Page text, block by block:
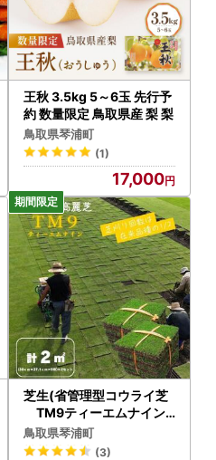
王秋 3.5kg 5～6玉 先行予
約 数量限定 鳥取県産 梨 梨
鳥取県琴浦町
(1)
17,000
芝生(省管理型コウライ芝
TM9ティーエムナイン)
２束セット※2平米分
鳥取県琴浦町
(3)